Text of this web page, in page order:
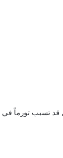
تسبب تورماً في